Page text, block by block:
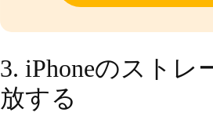
3. iPhoneのストレ
放する